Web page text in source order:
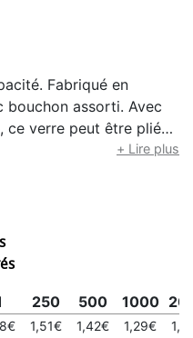
Fabriqué en
bouchon assorti. Avec
ce verre peut être plié
et simple. Comprend
facile. Sans
kraft.
+ Lire plus
250 500 1000
1,51€ 1,42€ 1,29€